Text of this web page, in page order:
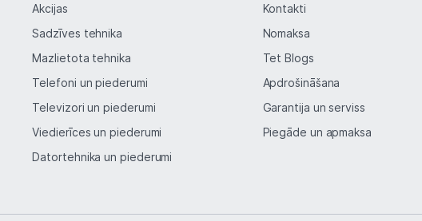
Akcijas
Sadzīves tehnika
Mazlietota tehnika
Telefoni un piederumi
Televizori un piederumi
Viedierīces un piederumi
Datortehnika un piederumi
Kontakti
Nomaksa
Tet Blogs
Apdrošināšana
Garantija un serviss
Piegāde un apmaksa